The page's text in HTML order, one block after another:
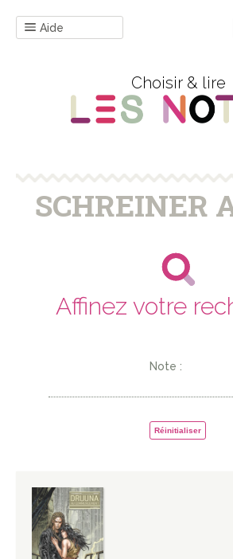
Aide
Choisir & lire
SCHREINER
Affinez votre
Note :
Réinitialiser